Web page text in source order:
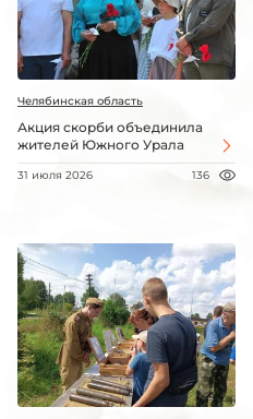
Челябинская область
Акция скорби объединила
жителей Южного Урала
31 июля 2026 136